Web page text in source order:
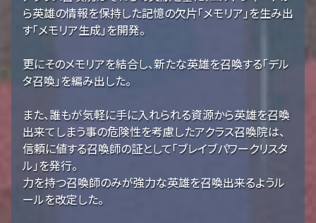
ら英雄の情報を保持した記憶の欠片「メモリア」を生み出
す「メモリア生成」を開発。
更にそのメモリアを結合し、新たな英雄を召喚する「デル
タ召喚」を編み出した。
また、誰もが気軽に手に入れられる資源から英雄を召喚
出来てしまう事の危険性を考慮したアクラス召喚院は、
信頼に値する召喚師の証として「ブレイブパワークリスタ
ル」を発行。
力を持つ召喚師のみが強力な英雄を召喚出来るようル
ールを改定した。